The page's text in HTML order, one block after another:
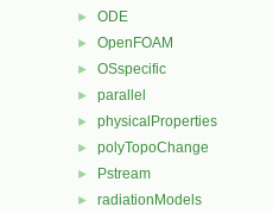
► ODE
► OpenFOAM
► OSspecific
► parallel
► physicalProperties
► polyTopoChange
► Pstream
► radiationModels